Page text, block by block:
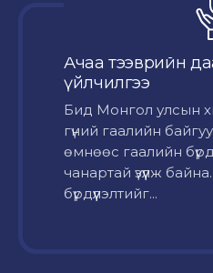
Ачаа тээврийн
үйлчилгээ
Бид Монгол улсын
гүний гаалийн
өмнөөс гаалийн
чанартай үзүүлж
бүрдүүлэлтийг...